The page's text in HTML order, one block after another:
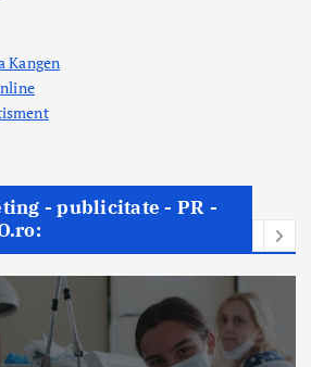
Kangen
- publicitate - PR -